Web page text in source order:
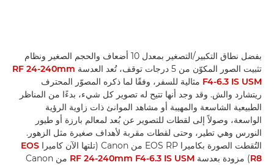
بفضل نطاق التكبير/التصغير بمعدل 10 أضعاف والحجم الصغير ونظام
تثبيت الصور المكوّن من 5 درجات توقف، تُعد العدسة
RF 24-240mm
F4-6.3 IS USM مثالية للسفر، وفقًا لما ذكره المصوّر المحترف
ريتشارد والش. وقد وجد أنها تتيح له تصوير كل شيء، بدءًا من المناظر
الطبيعية الشاسعة والمهيبة أو مشاهد الموانئ ذات زاوية الرؤية
الواسعة، وصولاً إلى لقطات للتصوير عن بُعد لمعالم بارزة أو طيور
النورس وهي تطير، وحتى لقطات مقربة لأهداف صغيرة مثل الزهور.
التُقطت الصورة بكاميرا EOS RP من Canon (تلتها الآن كاميرا
EOS
R8) مزودة بعدسة RF 24-240mm F4-6.3 IS USM
من Canon